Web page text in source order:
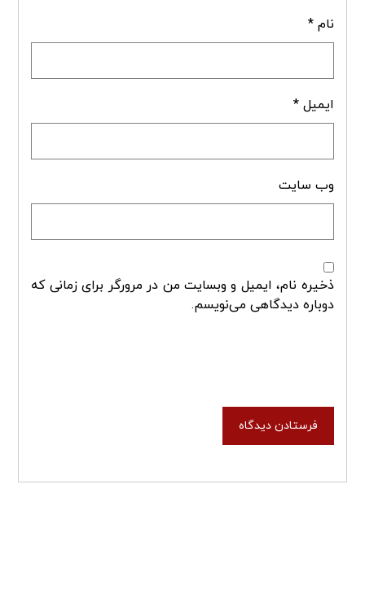
نام*
ایمیل*
وب‌ سایت
ذخیره نام، ایمیل و وبسایت من در مرورگر برای زمانی که
دوباره دیدگاهی می‌نویسم.
فرستادن دیدگاه